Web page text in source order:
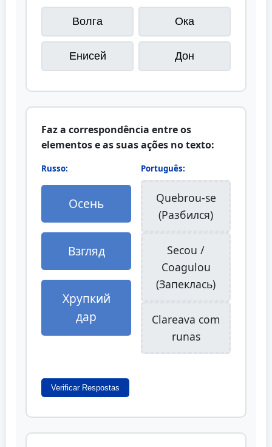
Волга Ока
Енисей Дон
Faz a correspondência entre os
elementos e as suas ações no texto:
Russo:
Осень
Взгляд
Хрупкий
дар
Português:
Quebrou-se
(Разбился)
Secou /
Coagulou
(Запеклась)
Clareava com
runas
Verificar Respostas